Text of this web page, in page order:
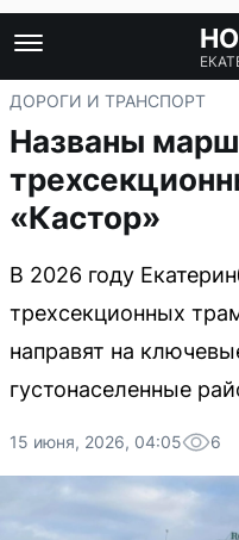
ДОРОГИ И ТРАНСПОРТ
Названы
«Кастор»
В 2026 году
трехсекционных
направят на
густонаселенные
15 июня, 2026, 04:05 6